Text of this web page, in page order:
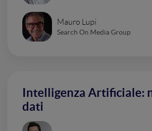
Mauro Lupi
Search On Media Group
Intelligenza Artificiale:
dati